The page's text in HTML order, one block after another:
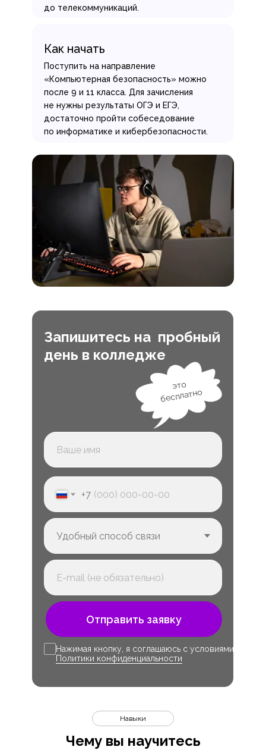
до телекоммуникаций.
Поступить на направление
«Компьютерная безопасность» можно
после 9 и 11 класса. Для зачисления
не нужны результаты ОГЭ и ЕГЭ,
достаточно пройти собеседование
по информатике и кибербезопасности.
Как начать
Запишитесь на пробный
день в колледже
+7
Отправить заявку
это
бесплатно
Нажимая кнопку, я соглашаюсь с условиями
Политики конфиденциальности
Чему вы научитесь
Навыки